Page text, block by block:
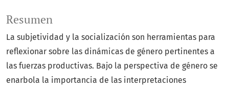
Resumen
La subjetividad y la socialización son herramientas para
reflexionar sobre las dinámicas de género pertinentes a
las fuerzas productivas. Bajo la perspectiva de género se
enarbola la importancia de las interpretaciones